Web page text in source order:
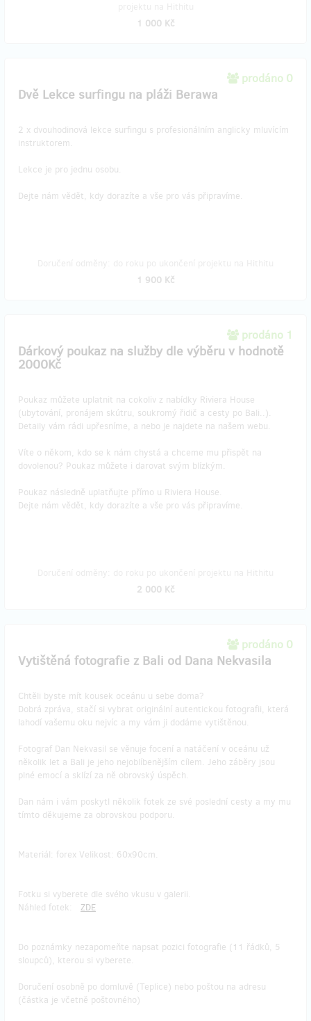
1 000 Kč
prodáno 0
Dvě Lekce surfingu na pláži Berawa
2 x dvouhodinová lekce surfingu s profesionálním anglicky mluvícím
instruktorem.
Lekce je pro jednu osobu.
Dejte nám vědět, kdy dorazíte a vše pro vás připravíme.
1 900 Kč
prodáno 1
Dárkový poukaz na služby dle výběru v hodnotě
2000Kč
Poukaz můžete uplatnit na cokoliv z nabídky Riviera House
(ubytování, pronájem skútru, soukromý řidič a cesty po Bali..).
Detaily vám rádi upřesníme, a nebo je najdete na našem webu.
Víte o někom, kdo se k nám chystá a chceme mu přispět na
dovolenou? Poukaz můžete i darovat svým blízkým.
Poukaz následně uplatňujte přímo u Riviera House.
Dejte nám vědět, kdy dorazíte a vše pro vás připravíme.
2 000 Kč
prodáno 0
Vytištěná fotografie z Bali od Dana Nekvasila
Chtěli byste mít kousek oceánu u sebe doma?
Dobrá zpráva, stačí si vybrat originální autentickou fotografii, která
lahodí vašemu oku nejvíc a my vám ji dodáme vytištěnou.
Fotograf Dan Nekvasil se věnuje focení a natáčení v oceánu už
několik let a Bali je jeho nejoblíbenějším cílem. Jeho záběry jsou
plné emocí a sklízí za ně obrovský úspěch.
Dan nám i vám poskytl několik fotek ze své poslední cesty a my mu
tímto děkujeme za obrovskou podporu.
Materiál: forex Velikost: 60x90cm.
Fotku si vyberete dle svého vkusu v galerii.
Náhled fotek: ZDE
Do poznámky nezapomeňte napsat pozici fotografie (11 řádků, 5
sloupců), kterou si vyberete.
Doručení osobně po domluvě (Teplice) nebo poštou na adresu
(částka je včetně poštovného)